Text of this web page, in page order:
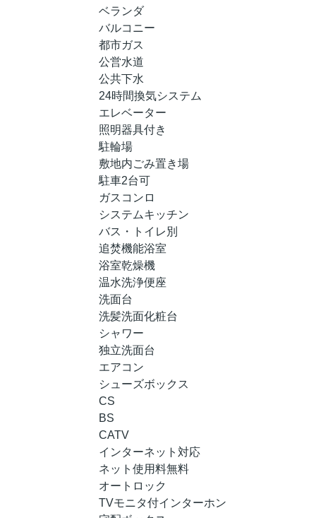
ベランダ
バルコニー
都市ガス
公営水道
公共下水
24時間換気システム
エレベーター
照明器具付き
駐輪場
敷地内ごみ置き場
駐車2台可
ガスコンロ
システムキッチン
バス・トイレ別
追焚機能浴室
浴室乾燥機
温水洗浄便座
洗面台
洗髪洗面化粧台
シャワー
独立洗面台
エアコン
シューズボックス
CS
BS
CATV
インターネット対応
ネット使用料無料
オートロック
TVモニタ付インターホン